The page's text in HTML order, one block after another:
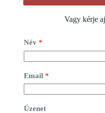
Vagy kérje
Név *
Email *
Üzenet